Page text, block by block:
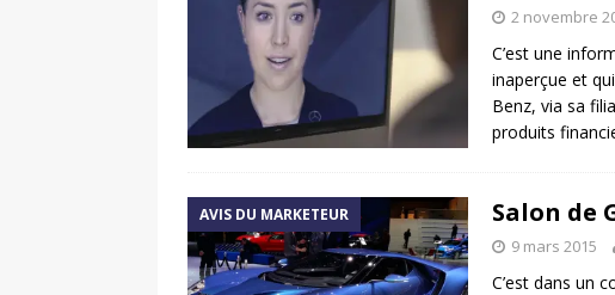
2 novembre
C’est une
inaperçue et
Benz, via sa
produits
AVIS DU MARKETEUR Salon de
9 mars 2015
C’est dans un